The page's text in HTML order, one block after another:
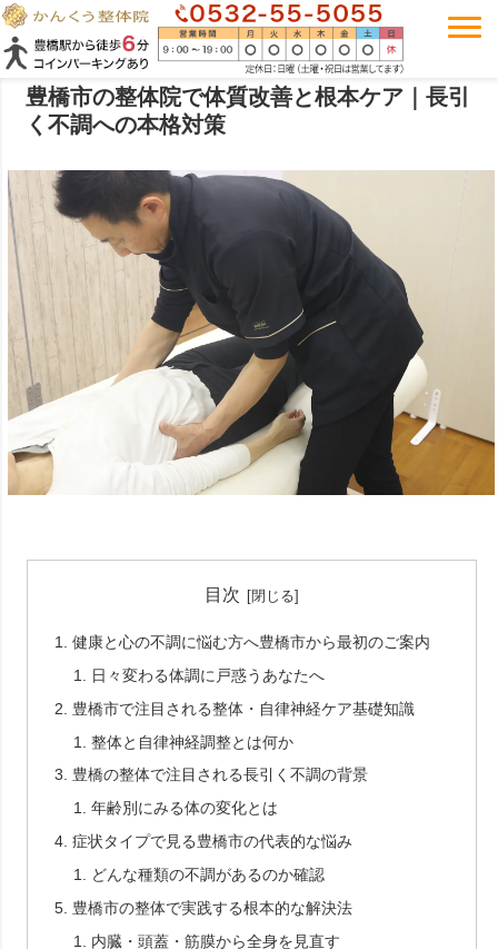
豊橋市の整体院で体質改善と根本ケア｜長引
く不調への本格対策
目次
健康と心の不調に悩む方へ豊橋市から最初のご案内
日々変わる体調に戸惑うあなたへ
豊橋市で注目される整体・自律神経ケア基礎知識
整体と自律神経調整とは何か
豊橋の整体で注目される長引く不調の背景
年齢別にみる体の変化とは
症状タイプで見る豊橋市の代表的な悩み
どんな種類の不調があるのか確認
豊橋市の整体で実践する根本的な解決法
内臓・頭蓋・筋膜から全身を見直す